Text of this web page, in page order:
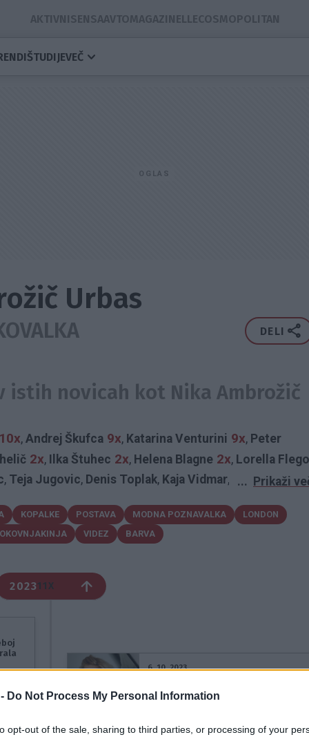
Do Not Process My Personal Information
opt-out of the sale, sharing to third parties, or processing of your
AKTIVNISENSAAVTOMAGAZINELLECOSMOPOLITAN
ŠTUDIJEVEČ
Urbas
DELI
istih novicah kot Nika Ambrožič
... Prikaži
10x, Andrej Škufca 9x, Katarina Venturini 9x, Peter
2x, Ilka Štuhec 2x, Helena Blagne 2x, Lorella Flego
, Teja Jugovic, Denis Toplak, Kaja Vidmar, Miki Vlahovič,
Stare,Natka Geržina, Peter Prevc,Miha Vodičar,
Mlakar,Nika Zorjan ,Denis Porčič
Štekar,Natalija Verboten
KOPALKE POSTAVA MODNA POZNAVALKA
LONDON
VIDEZ BARVA
202311X
6. 10. 2023
pokazala, kaj je to popolnost,
številni niso mogli odtrgati